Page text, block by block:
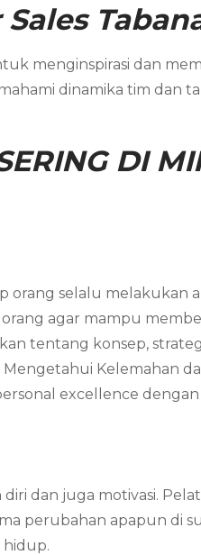
menginspirasi dan
dinamika tim dan
DI
selalu melakukan
agar mampu
tentang konsep,
Kelemahan
excellence
dan juga motivasi.
perubahan apapun di